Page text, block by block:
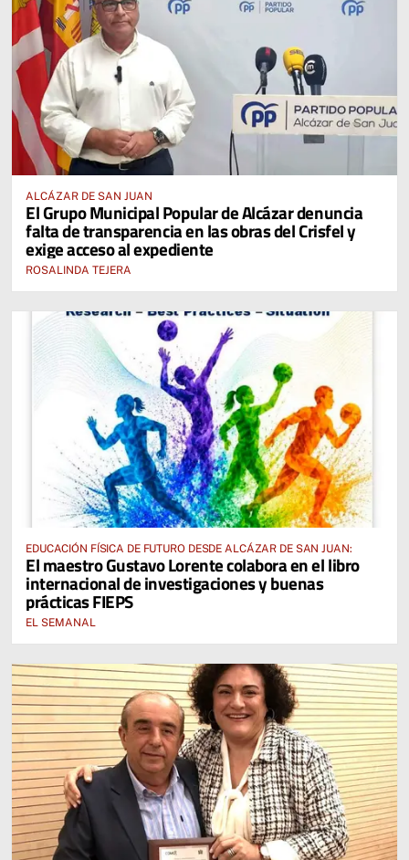
ALCÁZAR DE SAN JUAN
El Grupo Municipal Popular de Alcázar denuncia
falta de transparencia en las obras del Crisfel y
exige acceso al expediente
ROSALINDA TEJERA
EDUCACIÓN FÍSICA DE FUTURO DESDE ALCÁZAR DE SAN JUAN:
El maestro Gustavo Lorente colabora en el libro
internacional de investigaciones y buenas
prácticas FIEPS
EL SEMANAL